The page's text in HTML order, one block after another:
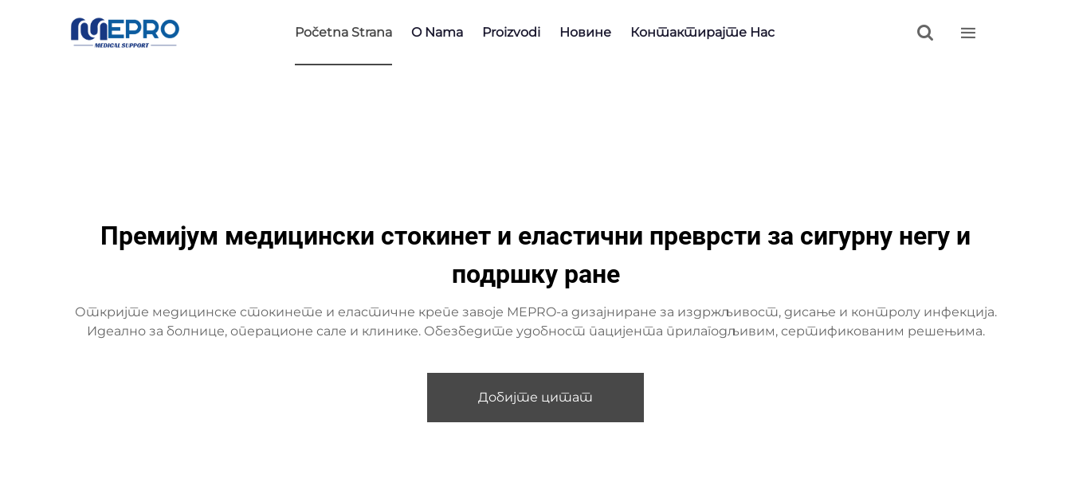
Početna Strana O Nama Proizvodi Новине Контактирајте Нас  
Премијум медицински стокинет и еластични преврсти за сигурну негу и
подршку ране
Откријте медицинске стокинете и еластичне крепе завоје MEPRO-а дизајниране за издржљивост, дисање и контролу инфекција.
Идеално за болнице, операционе сале и клинике. Обезбедите удобност пацијента прилагодљивим, сертификованим решењима.
Добијте цитат